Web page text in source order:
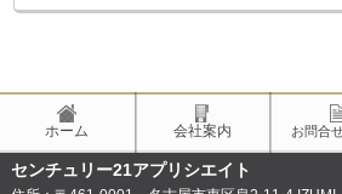
ホーム 会社案内 お問合
センチュリー21アプリシエイト